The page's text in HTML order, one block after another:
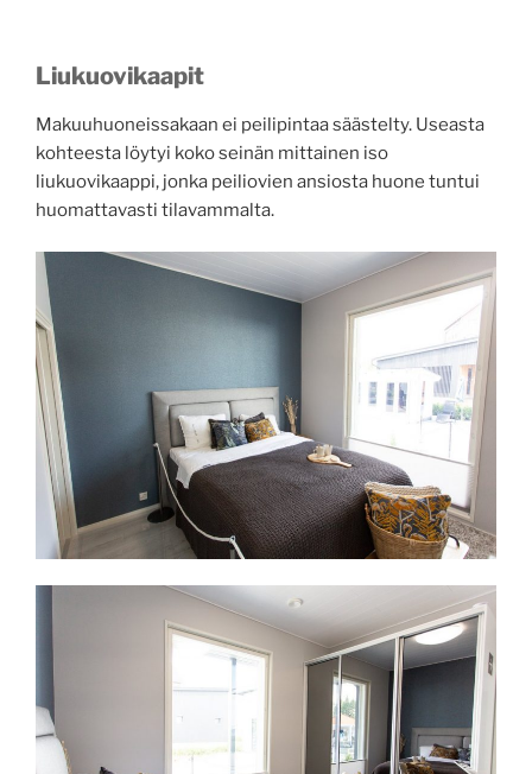
Liukuovikaapit
Makuuhuoneissakaan ei peilipintaa säästelty. Useasta
kohteesta löytyi koko seinän mittainen iso
liukuovikaappi, jonka peiliovien ansiosta huone tuntui
huomattavasti tilavammalta.